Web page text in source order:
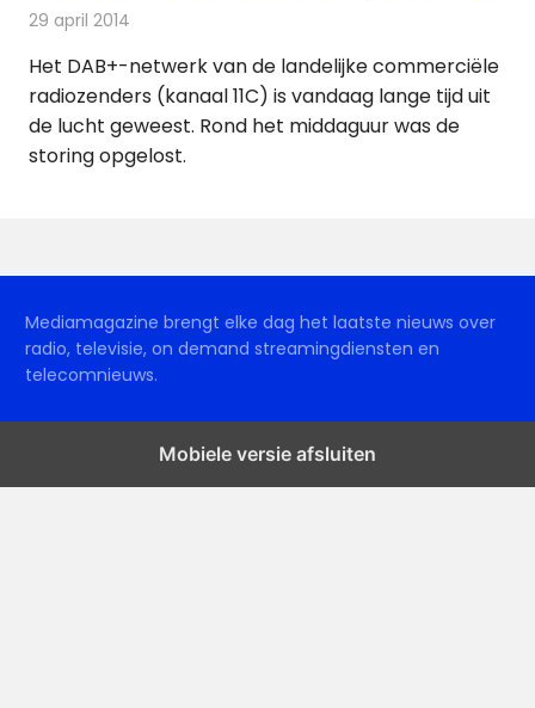
29 april 2014
Het DAB+-netwerk van de landelijke commerciële
radiozenders (kanaal 11C) is vandaag lange tijd uit
de lucht geweest. Rond het middaguur was de
storing opgelost.
Mediamagazine brengt elke dag het laatste nieuws over
radio, televisie, on demand streamingdiensten en
telecomnieuws.
Mobiele versie afsluiten